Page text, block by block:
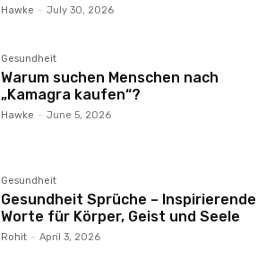
Hawke - July 30, 2026
Gesundheit
Warum suchen Menschen nach
„Kamagra kaufen“?
Hawke - June 5, 2026
Gesundheit
Gesundheit Sprüche – Inspirierende
Worte für Körper, Geist und Seele
Rohit - April 3, 2026